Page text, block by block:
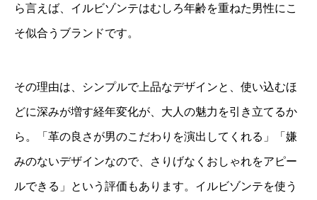
ら言えば、イルビゾンテはむしろ年齢を重ねた男性にこ
そ似合うブランドです。
その理由は、シンプルで上品なデザインと、使い込むほ
どに深みが増す経年変化が、大人の魅力を引き立てるか
ら。「革の良さが男のこだわりを演出してくれる」「嫌
みのないデザインなので、さりげなくおしゃれをアピー
ルできる」という評価もあります。イルビゾンテを使う